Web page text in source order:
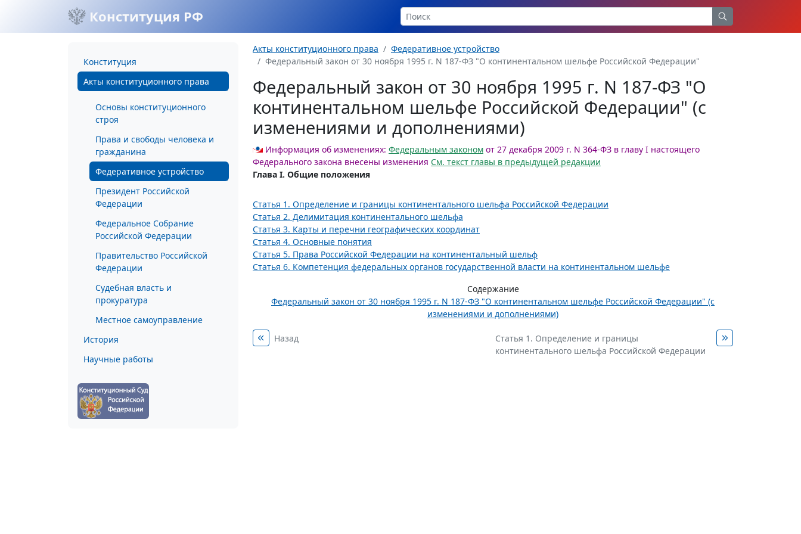
Конституция РФ
Конституция
Акты конституционного права
Основы конституционного
строя
Права и свободы человека и
гражданина
Федеративное устройство
Президент Российской
Федерации
Федеральное Собрание
Российской Федерации
Правительство Российской
Федерации
Судебная власть и
прокуратура
Местное самоуправление
История
Научные работы
Акты конституционного права
Федеративное устройство
Федеральный закон от 30 ноября 1995 г. N 187-ФЗ "О континентальном шельфе Российской Федерации"
Федеральный закон от 30 ноября 1995 г. N 187-ФЗ "О
континентальном шельфе Российской Федерации" (с
изменениями и дополнениями)
Информация об изменениях: Федеральным законом от 27 декабря 2009 г. N 364-ФЗ в главу I настоящего
Федерального закона внесены изменения См. текст главы в предыдущей редакции
Глава I. Общие положения
Статья 1. Определение и границы континентального шельфа Российской Федерации
Статья 2. Делимитация континентального шельфа
Статья 3. Карты и перечни географических координат
Статья 4. Основные понятия
Статья 5. Права Российской Федерации на континентальный шельф
Статья 6. Компетенция федеральных органов государственной власти на континентальном шельфе
Содержание
Федеральный закон от 30 ноября 1995 г. N 187-ФЗ "О континентальном шельфе Российской Федерации" (с
изменениями и дополнениями)
Назад
Статья 1. Определение и границы
континентального шельфа Российской Федерации